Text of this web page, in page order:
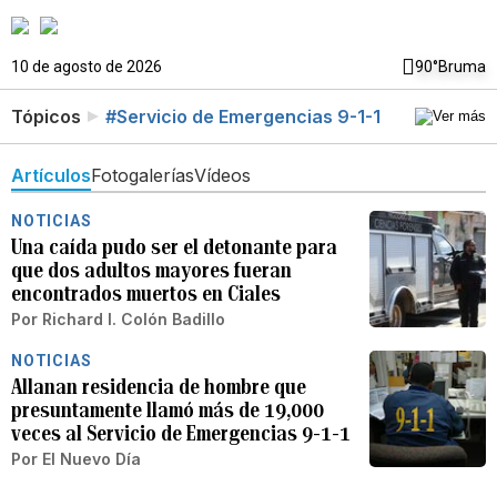
10 de agosto de 2026 90°Bruma
Tópicos #Servicio de Emergencias 9-1-1
ArtículosFotogaleríasVídeos
NOTICIAS
Una caída pudo ser el detonante para
que dos adultos mayores fueran
encontrados muertos en Ciales
Por Richard I. Colón Badillo
NOTICIAS
Allanan residencia de hombre que
presuntamente llamó más de 19,000
veces al Servicio de Emergencias 9-1-1
Por El Nuevo Día